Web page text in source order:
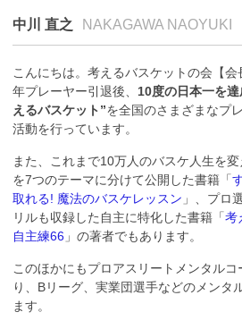
中川 直之 NAKAGAWA NAOYUKI
こんにちは。考えるバスケットの会【
年プレーヤー引退後、 10度の日本一を
えるバスケット”を全国のさまざまなプ
活動を行っています。
また、これまで10万人のバスケ人生を
を7つのテーマに分けて公開した書籍「
取れる! 魔法のバスケレッスン 」、プロ
リルも収録した自主に特化した書籍「考
自主練66 」の著者でもあります。
このほかにもプロアスリートメンタル
り、Bリーグ、実業団選手などのメンタ
ます。